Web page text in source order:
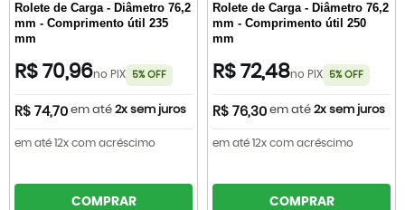
Rolete de Carga - Diâmetro 76,2
mm - Comprimento útil 235
mm
R$ 70,96no PIX 5% OFF
R$ 74,70 em até 2x sem juros
em até 12x com acréscimo
COMPRAR
Rolete de Carga - Diâmetro 76,2
mm - Comprimento útil 250
mm
R$ 72,48no PIX 5% OFF
R$ 76,30 em até 2x sem juros
em até 12x com acréscimo
COMPRAR